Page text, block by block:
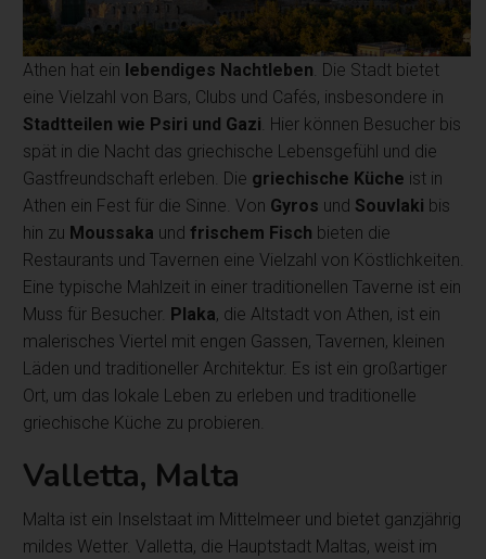
Athen hat ein lebendiges Nachtleben. Die Stadt bietet
eine Vielzahl von Bars, Clubs und Cafés, insbesondere in
Stadtteilen wie Psiri und Gazi. Hier können Besucher bis
spät in die Nacht das griechische Lebensgefühl und die
Gastfreundschaft erleben. Die griechische Küche ist in
Athen ein Fest für die Sinne. Von Gyros und Souvlaki bis
hin zu Moussaka und frischem Fisch bieten die
Restaurants und Tavernen eine Vielzahl von Köstlichkeiten.
Eine typische Mahlzeit in einer traditionellen Taverne ist ein
Muss für Besucher. Plaka, die Altstadt von Athen, ist ein
malerisches Viertel mit engen Gassen, Tavernen, kleinen
Läden und traditioneller Architektur. Es ist ein großartiger
Ort, um das lokale Leben zu erleben und traditionelle
griechische Küche zu probieren.
Valletta, Malta
Malta ist ein Inselstaat im Mittelmeer und bietet ganzjährig
mildes Wetter. Valletta, die Hauptstadt Maltas, weist im